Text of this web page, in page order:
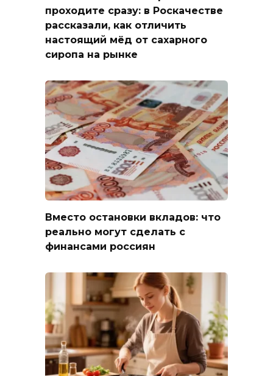
проходите сразу: в Роскачестве
рассказали, как отличить
настоящий мёд от сахарного
сиропа на рынке
Вместо остановки вкладов: что
реально могут сделать с
финансами россиян